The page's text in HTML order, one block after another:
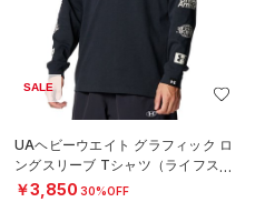
SALE
UAヘビーウエイト グラフィック ロ
ングスリーブ Tシャツ（ライフスタ
イル/MEN）
￥3,850 30%OFF